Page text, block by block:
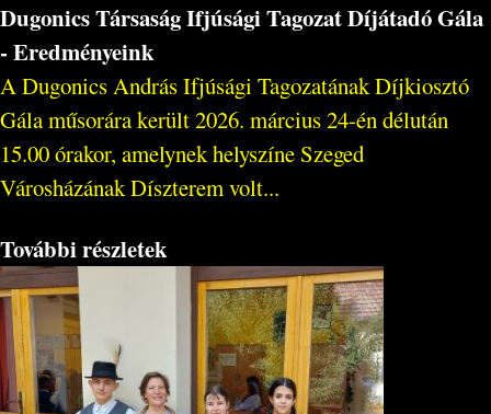
Dugonics Társaság Ifjúsági Tagozat Díjátadó Gála
- Eredményeink
A Dugonics András Ifjúsági Tagozatának Díjkiosztó
Gála műsorára került 2026. március 24-én délután
15.00 órakor, amelynek helyszíne Szeged
Városházának Díszterem volt...
További részletek